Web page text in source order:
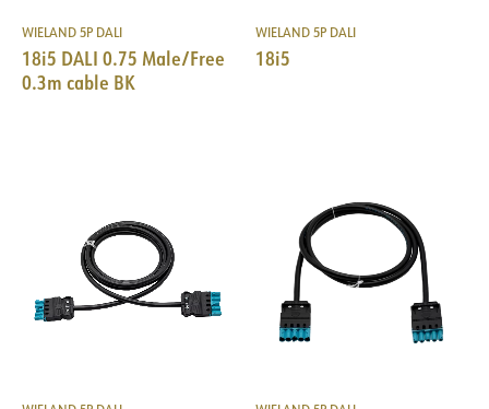
WIELAND 5P DALI
18i5 DALI 0.75 Male/Free
0.3m cable BK
WIELAND 5P DALI
18i5